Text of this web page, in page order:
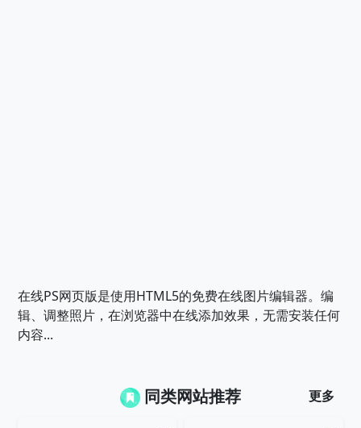
在线PS网页版是使用HTML5的免费在线图片编辑器。编
辑、调整照片，在浏览器中在线添加效果，无需安装任何
内容...
同类网站推荐 更多